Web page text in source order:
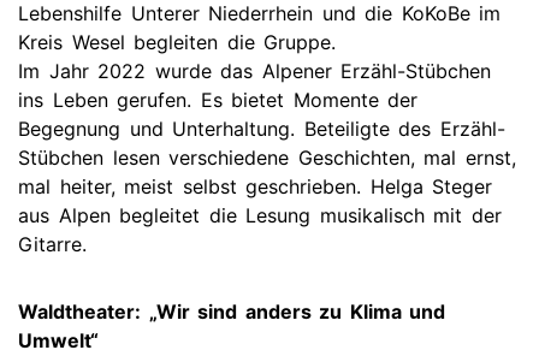
Lebenshilfe Unterer Niederrhein und die KoKoBe im
Kreis Wesel begleiten die Gruppe.
Im Jahr 2022 wurde das Alpener Erzähl-Stübchen
ins Leben gerufen. Es bietet Momente der
Begegnung und Unterhaltung. Beteiligte des Erzähl-
Stübchen lesen verschiedene Geschichten, mal ernst,
mal heiter, meist selbst geschrieben. Helga Steger
aus Alpen begleitet die Lesung musikalisch mit der
Gitarre.
Waldtheater: „Wir sind anders zu Klima und
Umwelt“